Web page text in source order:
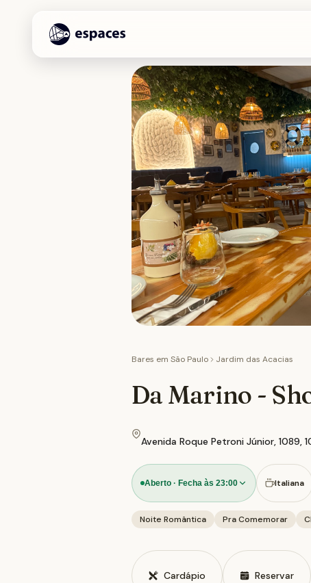
Bares em São Paulo Jardim das Acacias
Da Marino -
Avenida Roque Petroni Júnior, 1089,
Aberto · Fecha às 23:00 Italiana
Noite Romântica Pra Comemorar
Cardápio Reservar